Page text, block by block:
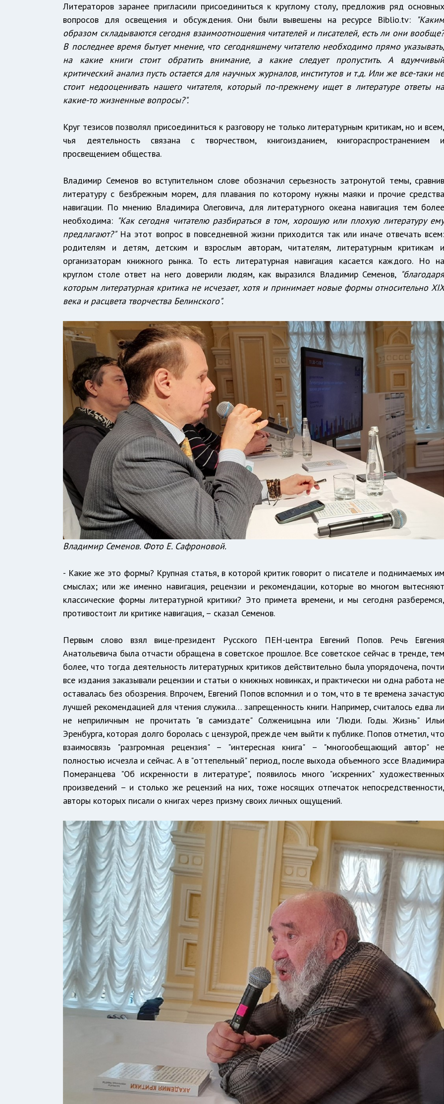
Литераторов заранее пригласили присоединиться к круглому столу, предложив ряд основных
вопросов для освещения и обсуждения. Они были вывешены на ресурсе Biblio.tv:
образом складываются сегодня взаимоотношения читателей и писателей, есть ли они
В последнее время бытует мнение, что сегодняшнему читателю необходимо прямо указывать,
на какие книги стоит обратить внимание, а какие следует пропустить. А
критический анализ пусть остается для научных журналов, институтов и т.д. Или же все-таки
стоит недооценивать нашего читателя, который по-прежнему ищет в литературе ответы
какие-то жизненные вопросы?".
Круг тезисов позволял присоединиться к разговору не только литературным критикам, но и всем,
чья деятельность связана с творчеством, книгоизданием, книгораспространением и
просвещением общества.
Владимир Семенов во вступительном слове обозначил серьезность затронутой темы, сравнив
литературу с безбрежным морем, для плавания по которому нужны маяки и прочие средства
навигации. По мнению Владимира Олеговича, для литературного океана навигация тем более
необходима: "Как сегодня читателю разбираться в том, хорошую или плохую литературу
предлагают?"На этот вопрос в повседневной жизни приходится так или иначе отвечать всем:
родителям и детям, детским и взрослым авторам, читателям, литературным критикам и
организаторам книжного рынка. То есть литературная навигация касается каждого. Но на
круглом столе ответ на него доверили людям, как выразился Владимир Семенов,
которым литературная критика не исчезает, хотя и принимает новые формы относительно
века и расцвета творчества Белинского".
Владимир Семенов. Фото Е. Сафроновой.
- Какие же это формы? Крупная статья, в которой критик говорит о писателе и поднимаемых им
смыслах; или же именно навигация, рецензии и рекомендации, которые во многом вытесняют
классические формы литературной критики? Это примета времени, и мы сегодня разберемся,
противостоит ли критике навигация, – сказал Семенов.
Первым слово взял вице-президент Русского ПЕН-центра Евгений Попов. Речь Евгения
Анатольевича была отчасти обращена в советское прошлое. Все советское сейчас в тренде, тем
более, что тогда деятельность литературных критиков действительно была упорядочена, почти
все издания заказывали рецензии и статьи о книжных новинках, и практически ни одна работа не
оставалась без обозрения. Впрочем, Евгений Попов вспомнил и о том, что в те времена зачастую
лучшей рекомендацией для чтения служила… запрещенность книги. Например, считалось едва ли
не неприличным не прочитать "в самиздате" Солженицына или "Люди. Годы. Жизнь" Ильи
Эренбурга, которая долго боролась с цензурой, прежде чем выйти к публике. Попов отметил, что
взаимосвязь "разгромная рецензия" – "интересная книга" – "многообещающий автор" не
полностью исчезла и сейчас. А в "оттепельный" период, после выхода объемного эссе Владимира
Померанцева "Об искренности в литературе", появилось много "искренних" художественных
произведений – и столько же рецензий на них, тоже носящих отпечаток непосредственности,
авторы которых писали о книгах через призму своих личных ощущений.